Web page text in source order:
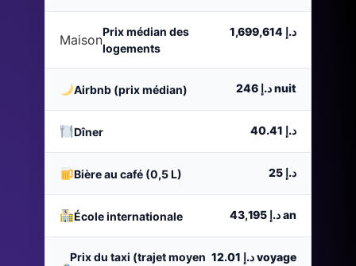
Maison
Prix médian des
logements
د.إ 1,699,614
Airbnb (prix médian) د.إ 246nuit
Dîner د.إ 40.41
Bière au café (0,5 L) د.إ 25
École internationale د.إ 43,195an
Prix du taxi (trajet moyen
د.إ 12.01voyage